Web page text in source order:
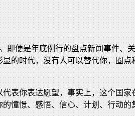
即便是年底例行的盘点新闻事件、
的时代，没有人可以替代你，圈点
表你表达愿望，事实上，这个国家
憧憬、感悟、信心、计划、行动的